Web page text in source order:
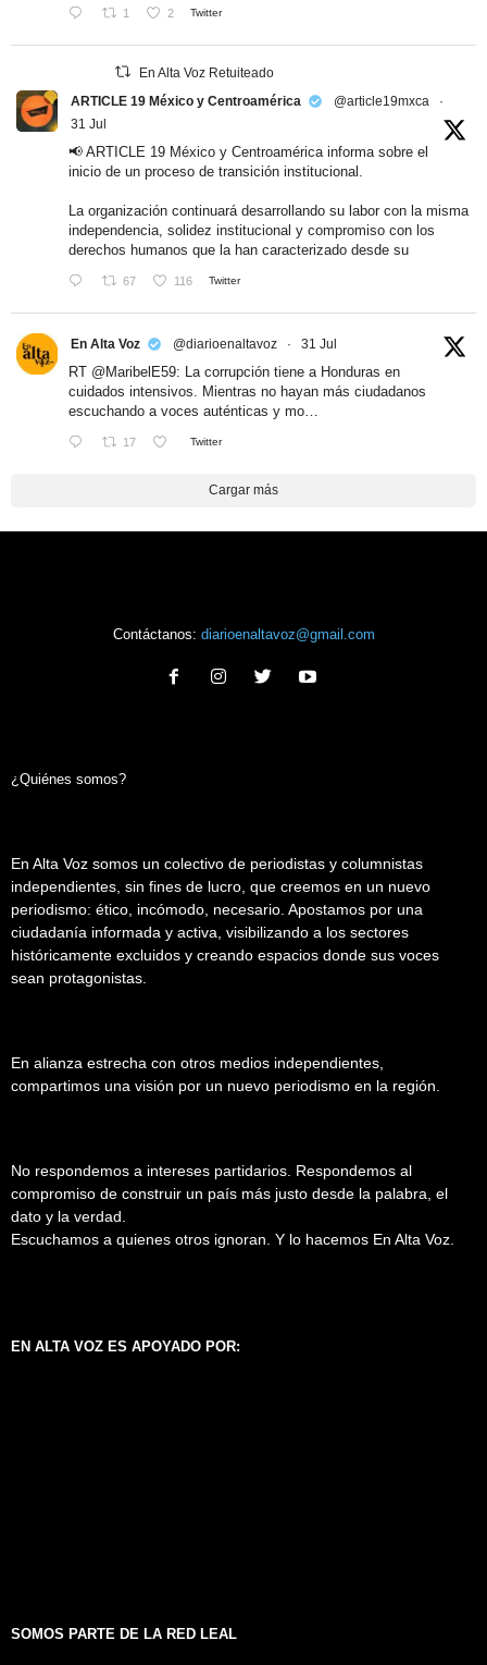
1 2 Twitter
En Alta Voz Retuiteado
ARTICLE 19 México y Centroamérica
@article19mxca
·
31 Jul
📢 ARTICLE 19 México y Centroamérica informa sobre el
inicio de un proceso de transición institucional.
La organización continuará desarrollando su labor con la misma
independencia, solidez institucional y compromiso con los
derechos humanos que la han caracterizado desde su
67 116 Twitter
En Alta Voz @diarioenaltavoz · 31 Jul
RT @MaribelE59: La corrupción tiene a Honduras en
cuidados intensivos. Mientras no hayan más ciudadanos
escuchando a voces auténticas y mo…
17 Twitter
Cargar más
Contáctanos: diarioenaltavoz@gmail.com
¿Quiénes somos?
En Alta Voz somos un colectivo de periodistas y columnistas
independientes, sin fines de lucro, que creemos en un nuevo
periodismo: ético, incómodo, necesario. Apostamos por una
ciudadanía informada y activa, visibilizando a los sectores
históricamente excluidos y creando espacios donde sus voces
sean protagonistas.
En alianza estrecha con otros medios independientes,
compartimos una visión por un nuevo periodismo en la región.
No respondemos a intereses partidarios. Respondemos al
compromiso de construir un país más justo desde la palabra, el
dato y la verdad.
Escuchamos a quienes otros ignoran. Y lo hacemos En Alta Voz.
EN ALTA VOZ ES APOYADO POR:
SOMOS PARTE DE LA RED LEAL